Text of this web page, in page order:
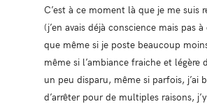
C’est à ce moment là que je me suis
(j’en avais déjà conscience mais pas
que même si je poste beaucoup
même si l’ambiance fraiche et légère
un peu disparu, même si parfois, j’ai
d’arrêter pour de multiples raisons,